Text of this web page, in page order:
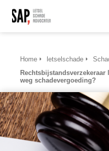
Home letselschade
weg schadevergoeding?